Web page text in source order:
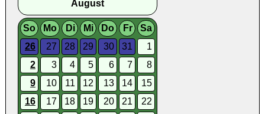
August
So Mo Di Mi Do Fr
Sa
26
27 28 29 30 31
1
2
3 4 5 6 7
8
9
10 11 12 13 14
15
16
17 18 19 20 21
22